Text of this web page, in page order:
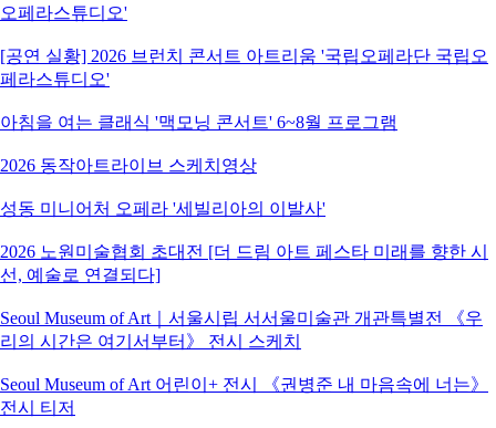
오페라스튜디오'
[공연 실황] 2026 브런치 콘서트 아트리움 '국립오페라단 국립오
페라스튜디오'
아침을 여는 클래식 '맥모닝 콘서트' 6~8월 프로그램
2026 동작아트라이브 스케치영상
성동 미니어처 오페라 '세빌리아의 이발사'
2026 노원미술협회 초대전 [더 드림 아트 페스타 미래를 향한 시
선, 예술로 연결되다]
Seoul Museum of Art｜서울시립 서서울미술관 개관특별전 《우
리의 시간은 여기서부터》 전시 스케치
Seoul Museum of Art 어린이+ 전시 《권병준 내 마음속에 너는》
전시 티저